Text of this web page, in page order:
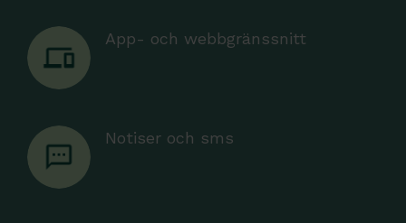
App- och webbgränssnitt
Notiser och sms